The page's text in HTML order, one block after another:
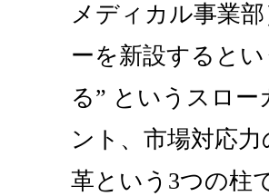
メディカル事業
ーを新設すると
る” というスロ
ント、市場対応
革という3つの柱